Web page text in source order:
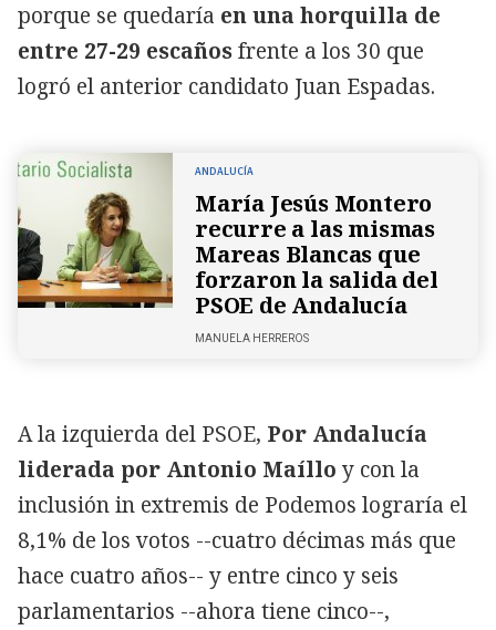
porque se quedaría en una horquilla de
entre 27-29 escañosfrente a los 30 que
logró el anterior candidato Juan Espadas.
ANDALUCÍA
María Jesús Montero
recurre a las mismas
Mareas Blancas que
forzaron la salida del
PSOE de Andalucía
MANUELA HERREROS
A la izquierda del PSOE, Por Andalucía
liderada por Antonio Maíllo y con la
inclusión in extremis de Podemos lograría el
8,1% de los votos --cuatro décimas más que
hace cuatro años-- y entre cinco y seis
parlamentarios --ahora tiene cinco--,